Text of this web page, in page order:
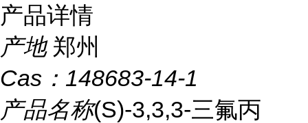
产品详情
产地 郑州
Cas： 148683-14-1
产品名称(S)-3,3,3-三氟丙